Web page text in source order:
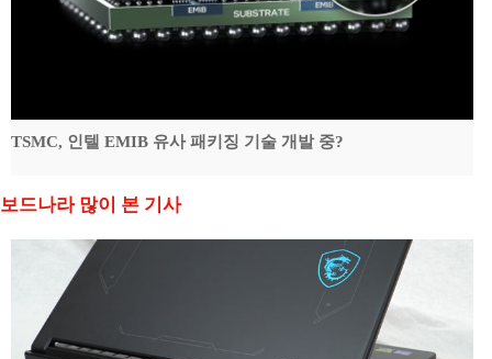
TSMC, 인텔 EMIB 유사 패키징 기술 개발 중?
보드나라 많이 본 기사